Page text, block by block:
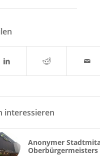
interessieren
Anonymer
Oberbürgermeisters